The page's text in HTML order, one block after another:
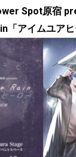
Spot原宿
「アイムユアヒ